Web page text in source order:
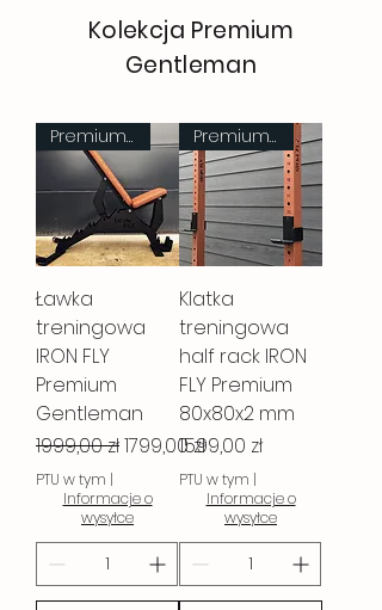
Kolekcja Premium
Gentleman
Premium Gentleman
Ławka
treningowa
IRON FLY
Premium
Gentleman
Regularna cena
1999,00 złCena rabatowa
1799,00 zł
PTU w tym |
Informacje o
wysyłce
Premium Gentleman
Klatka
treningowa
half rack IRON
FLY Premium
80x80x2 mm
Cena
1599,00 zł
PTU w tym |
Informacje o
wysyłce